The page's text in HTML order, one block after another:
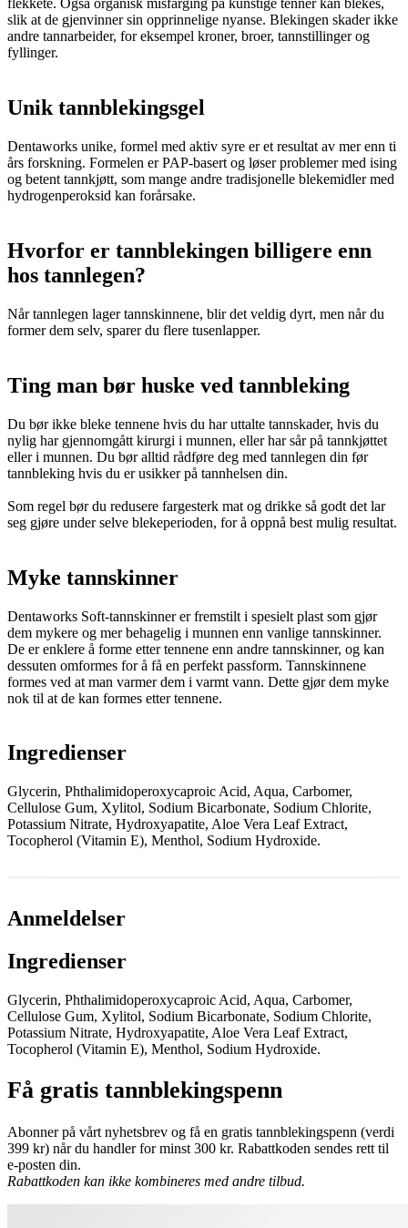
flekkete. Også organisk misfarging på kunstige tenner kan blekes,
slik at de gjenvinner sin opprinnelige nyanse. Blekingen skader ikke
andre tannarbeider, for eksempel kroner, broer, tannstillinger og
fyllinger.
Unik tannblekingsgel
Dentaworks unike, formel med aktiv syre er et resultat av mer enn ti
års forskning. Formelen er PAP-basert og løser problemer med ising
og betent tannkjøtt, som mange andre tradisjonelle blekemidler med
hydrogenperoksid kan forårsake.
Hvorfor er tannblekingen billigere enn
hos tannlegen?
Når tannlegen lager tannskinnene, blir det veldig dyrt, men når du
former dem selv, sparer du flere tusenlapper.
Ting man bør huske ved tannbleking
Du bør ikke bleke tennene hvis du har uttalte tannskader, hvis du
nylig har gjennomgått kirurgi i munnen, eller har sår på tannkjøttet
eller i munnen. Du bør alltid rådføre deg med tannlegen din før
tannbleking hvis du er usikker på tannhelsen din.
Som regel bør du redusere fargesterk mat og drikke så godt det lar
seg gjøre under selve blekeperioden, for å oppnå best mulig resultat.
Myke tannskinner
Dentaworks Soft-tannskinner er fremstilt i spesielt plast som gjør
dem mykere og mer behagelig i munnen enn vanlige tannskinner.
De er enklere å forme etter tennene enn andre tannskinner, og kan
dessuten omformes for å få en perfekt passform. Tannskinnene
formes ved at man varmer dem i varmt vann. Dette gjør dem myke
nok til at de kan formes etter tennene.
Ingredienser
Glycerin, Phthalimidoperoxycaproic Acid, Aqua, Carbomer,
Cellulose Gum, Xylitol, Sodium Bicarbonate, Sodium Chlorite,
Potassium Nitrate, Hydroxyapatite, Aloe Vera Leaf Extract,
Tocopherol (Vitamin E), Menthol, Sodium Hydroxide.
Anmeldelser
Ingredienser
Glycerin, Phthalimidoperoxycaproic Acid, Aqua, Carbomer,
Cellulose Gum, Xylitol, Sodium Bicarbonate, Sodium Chlorite,
Potassium Nitrate, Hydroxyapatite, Aloe Vera Leaf Extract,
Tocopherol (Vitamin E), Menthol, Sodium Hydroxide.
Få gratis tannblekingspenn
Abonner på vårt nyhetsbrev og få en gratis tannblekingspenn (verdi
399 kr) når du handler for minst 300 kr. Rabattkoden sendes rett til
e-posten din.
Rabattkoden kan ikke kombineres med andre tilbud.